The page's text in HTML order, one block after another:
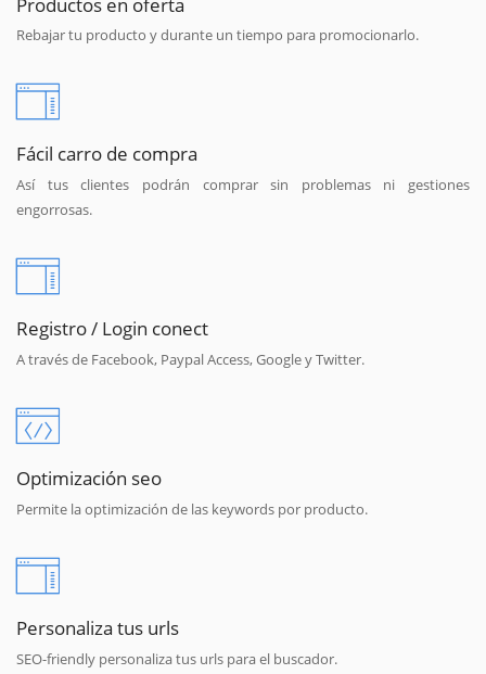
Rebajar tu producto y durante un tiempo para promocionarlo.
Fácil carro de compra
Así tus clientes podrán comprar sin problemas ni gestiones
engorrosas.
Registro / Login conect
A través de Facebook, Paypal Access, Google y Twitter.
Optimización seo
Permite la optimización de las keywords por producto.
Personaliza tus urls
SEO-friendly personaliza tus urls para el buscador.